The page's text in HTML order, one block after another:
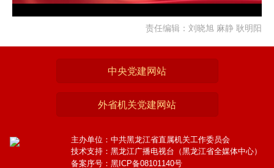
责任编辑：刘晓旭 麻静 耿明阳
中央党建网站
外省机关党建网站
主办单位：中共黑龙江省直属机关工作委员会
技术支持：黑龙江广播电视台（黑龙江省全媒体中心）
备案序号：黑ICP备08101140号